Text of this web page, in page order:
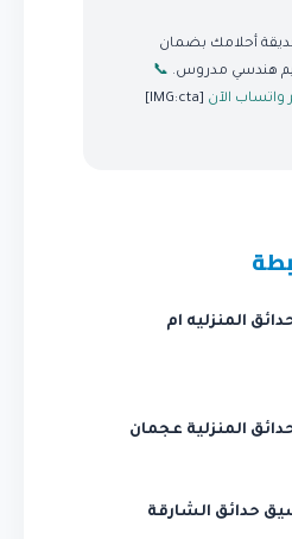
أحلامك بضمان
هندسي مدروس. 📞
واتساب الآن [IMG:cta]
المنزليه ام
المنزلية عجمان
حدائق الشارقة